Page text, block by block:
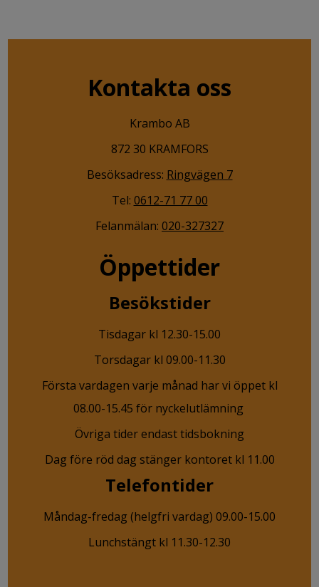
Kontakta oss
Krambo AB
872 30 KRAMFORS
Besöksadress: Ringvägen 7
Tel: 0612-71 77 00
Felanmälan: 020-327327
Öppettider
Besökstider
Tisdagar kl 12.30-15.00
Torsdagar kl 09.00-11.30
Första vardagen varje månad har vi öppet kl
08.00-15.45 för nyckelutlämning
Övriga tider endast tidsbokning
Dag före röd dag stänger kontoret kl 11.00
Telefontider
Måndag-fredag (helgfri vardag) 09.00-15.00
Lunchstängt kl 11.30-12.30